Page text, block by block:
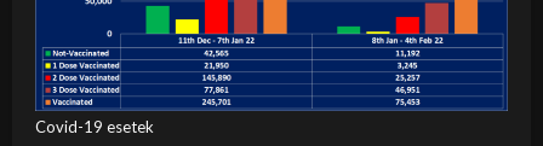
Covid-19 esetek